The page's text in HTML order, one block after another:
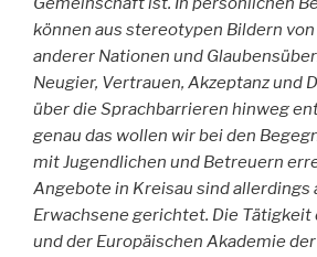
können aus stereotypen Bildern
anderer Nationen und
Neugier, Vertrauen, Akzeptanz und
über die Sprachbarrieren hinweg
genau das wollen wir bei den
mit Jugendlichen und Betreuern
Angebote in Kreisau sind allerdings
Erwachsene gerichtet. Die
und der Europäischen Akademie